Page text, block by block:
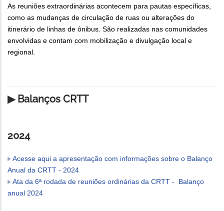
As reuniões extraordinárias acontecem para pautas específicas,
como as mudanças de circulação de ruas ou alterações do
itinerário de linhas de ônibus. São realizadas nas comunidades
envolvidas e contam com mobilização e divulgação local e
regional.
▶ Balanços CRTT
2024
Acesse aqui a apresentação com informações sobre o Balanço
Anual da CRTT - 2024
Ata da 6ª rodada de reuniões ordinárias da CRTT - Balanço
anual 2024